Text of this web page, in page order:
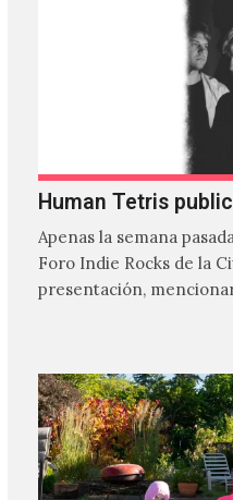
Human Tetris
Apenas la semana
Foro Indie Rocks de la
presentación,